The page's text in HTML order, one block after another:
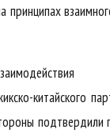
принципах
китайского